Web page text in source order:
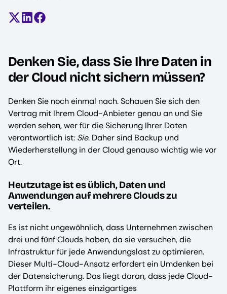
Teilen auf X (früher Twitter)
Auf LinkedIn teilen
Auf Facebook teilen
Denken Sie, dass Sie Ihre Daten in
der Cloud nicht sichern müssen?
Denken Sie noch einmal nach. Schauen Sie sich den
Vertrag mit Ihrem Cloud-Anbieter genau an und Sie
werden sehen, wer für die Sicherung Ihrer Daten
verantwortlich ist: Sie. Daher sind Backup und
Wiederherstellung in der Cloud genauso wichtig wie vor
Ort.
Heutzutage ist es üblich, Daten und
Anwendungen auf mehrere Clouds zu
verteilen.
Es ist nicht ungewöhnlich, dass Unternehmen zwischen
drei und fünf Clouds haben, da sie versuchen, die
Infrastruktur für jede Anwendungslast zu optimieren.
Dieser Multi-Cloud-Ansatz erfordert ein Umdenken bei
der Datensicherung. Das liegt daran, dass jede Cloud-
Plattform ihr eigenes einzigartiges